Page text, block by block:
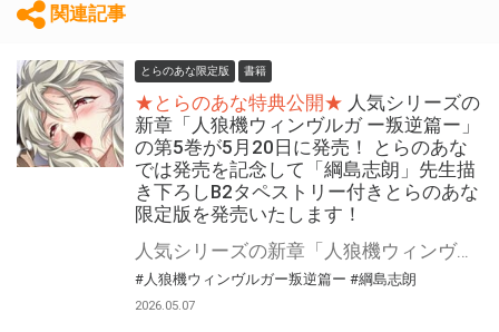
関連記事
とらのあな限定版 書籍
★とらのあな特典公開★ 人気シリーズの
新章「人狼機ウィンヴルガ ー叛逆篇ー」
の第5巻が5月20日に発売！ とらのあな
では発売を記念して「綱島志朗」先生描
き下ろしB2タペストリー付きとらのあな
限定版を発売いたします！
人気シリーズの新章「人狼機ウィンヴルガ ー叛逆篇ー」の第5巻が5月20日（水）に発売！ とらのあなでは発売を記念して「綱島志朗」先生描き下ろしB2タペストリー付きとらのあな限定版を発売いたします。 とらのあな限定版は数量限定となりますので是非お早めにお求めください！
#人狼機ウィンヴルガー叛逆篇ー #綱島志朗
2026.05.07